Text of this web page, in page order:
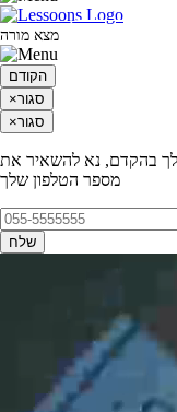
מצא מורה
הקודם
×סגור
×סגור
בהקדם, נא להשאיר את
מספר הטלפון שלך
שלח